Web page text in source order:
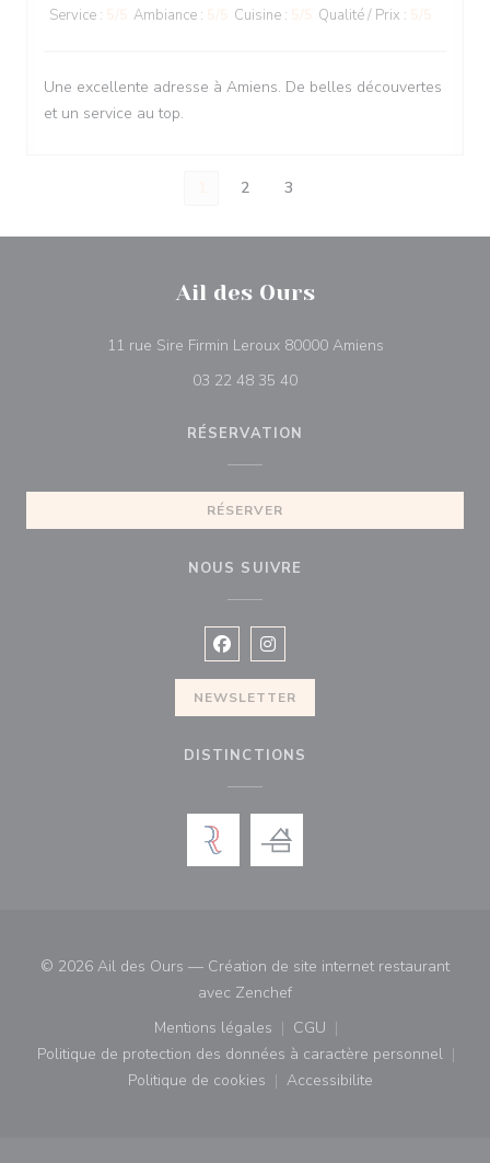
Service : Ambiance : Cuisine : Qualité / Prix :
Une excellente adresse à Amiens. De belles découvertes
et un service au top.
2 3
Ail des Ours
11 rue Sire Firmin Leroux 80000 Amiens((ouvre une
03 22 48 35 40
RÉSERVATION
RÉSERVER
NOUS SUIVRE
Facebook ((ouvre une nouvelle
Instagram ((ouvre une
NEWSLETTER
DISTINCTIONS
© 2026 Ail des Ours — Création de site internet restaurant
avec Zenchef((ouvre une nouvelle
Mentions légales
((ouvre une nouvelle fenêtre))
CGU
((ouvre une nouvelle
Politique de protection des données à caractère personnel
((ouvre une nouvelle fenêtre))
Politique de cookies
((ouvre une nouvelle fenêtre))
Accessibilite
((ouvre une nouvelle